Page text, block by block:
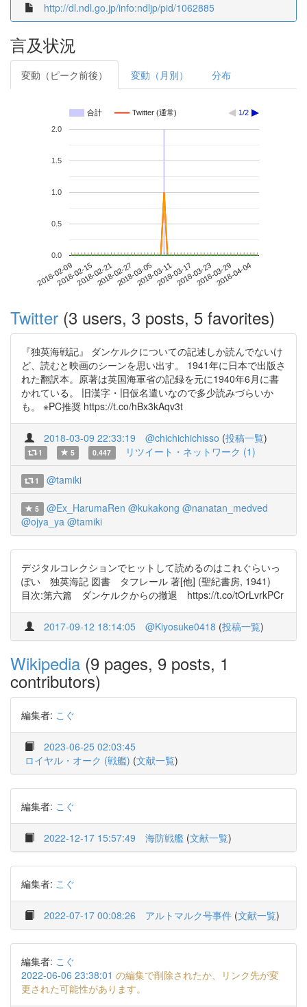
http://dl.ndl.go.jp/info:ndljp/pid/1062885
言及状況
変動（ピーク前後） 変動（月別） 分布
合計 Twitter (通常) 1/2
2018-02-092018-02-152018-02-212018-02-272018-03-052018-03-112018-03-172018-03-232018-03-292018-04-04
0.0
0.5
1.0
1.5
2.0
Twitter (3 users, 3 posts, 5 favorites)
『独英海戦記』 ダンケルクについての記述しか読んでないけ
ど、読むと映画のシーンを思い出す。 1941年に日本で出版さ
れた翻訳本。原著は英国海軍省の記録を元に1940年6月に書
かれている。 旧漢字・旧仮名遣いなので多少読みづらいか
も。 ※PC推奨 https://t.co/hBx3kAqv3t
2018-03-09 22:33:19 @chichichichisso (投稿一覧)
1 5 0.447 リツイート・ネットワーク (1)
1 @tamiki
5 @Ex_HarumaRen @kukakong @nanatan_medved
@ojya_ya @tamiki
デジタルコレクションでヒットして読めるのはこれぐらいっ
ぽい 独英海記 図書 タフレール 著[他] (聖紀書房, 1941)
目次:第六篇 ダンケルクからの撤退 https://t.co/tOrLvrkPCr
2017-09-12 18:14:05 @Kiyosuke0418 (投稿一覧)
Wikipedia (9 pages, 9 posts, 1
contributors)
編集者: こぐ
2023-06-25 02:03:45
ロイヤル・オーク (戦艦) (文献一覧)
編集者: こぐ
2022-12-17 15:57:49 海防戦艦 (文献一覧)
編集者: こぐ
2022-07-17 00:08:26 アルトマルク号事件 (文献一覧)
編集者: こぐ
2022-06-06 23:38:01 の編集で削除されたか、リンク先が変
更された可能性があります。